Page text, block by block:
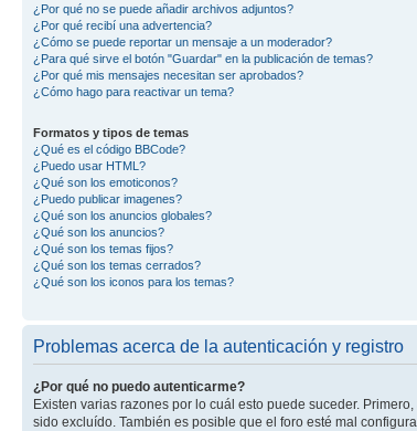
¿Por qué no se puede añadir archivos adjuntos?
¿Por qué recibí una advertencia?
¿Cómo se puede reportar un mensaje a un moderador?
¿Para qué sirve el botón "Guardar" en la publicación de temas?
¿Por qué mis mensajes necesitan ser aprobados?
¿Cómo hago para reactivar un tema?
Formatos y tipos de temas
¿Qué es el código BBCode?
¿Puedo usar HTML?
¿Qué son los emoticonos?
¿Puedo publicar imagenes?
¿Qué son los anuncios globales?
¿Qué son los anuncios?
¿Qué son los temas fijos?
¿Qué son los temas cerrados?
¿Qué son los iconos para los temas?
Problemas acerca de la autenticación y registro
¿Por qué no puedo autenticarme?
Existen varias razones por lo cuál esto puede suceder.
sido excluído. También es posible que el foro esté mal